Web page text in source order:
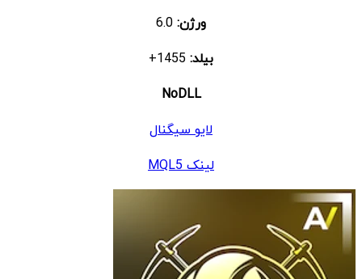
ورژن:
بیلد:
NoDLL
لایو سیگنال
لینک MQL5